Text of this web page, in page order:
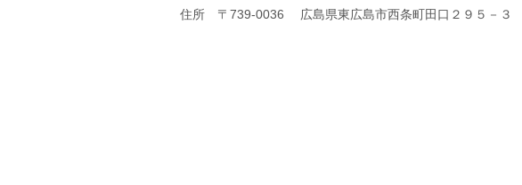
住所 〒739-0036 広島県東広島市西条町田口２９５－３